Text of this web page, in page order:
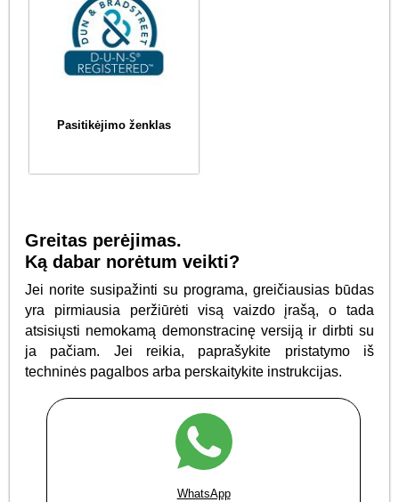
Pasitikėjimo ženklas
Greitas perėjimas.
Ką dabar norėtum veikti?
Jei norite susipažinti su programa, greičiausias būdas
yra pirmiausia peržiūrėti visą vaizdo įrašą, o tada
atsisiųsti nemokamą demonstracinę versiją ir dirbti su
ja pačiam. Jei reikia, paprašykite pristatymo iš
techninės pagalbos arba perskaitykite instrukcijas.
WhatsApp